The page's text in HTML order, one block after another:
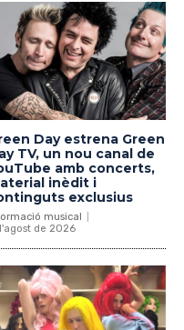
Day estrena Green
TV, un nou canal de
amb concerts,
inèdit i
exclusius
musical
de 2026